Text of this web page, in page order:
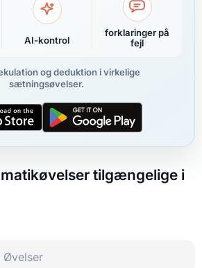
AI-kontrol
forklaringer på
fejl
og deduktion i virkelige
sætningsøvelser.
tilgængelige i
Øvelser